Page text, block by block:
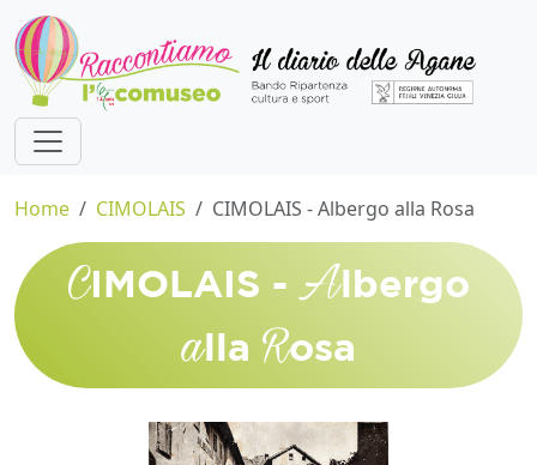
Home CIMOLAIS CIMOLAIS - Albergo alla Rosa
CIMOLAIS - Albergo
alla Rosa